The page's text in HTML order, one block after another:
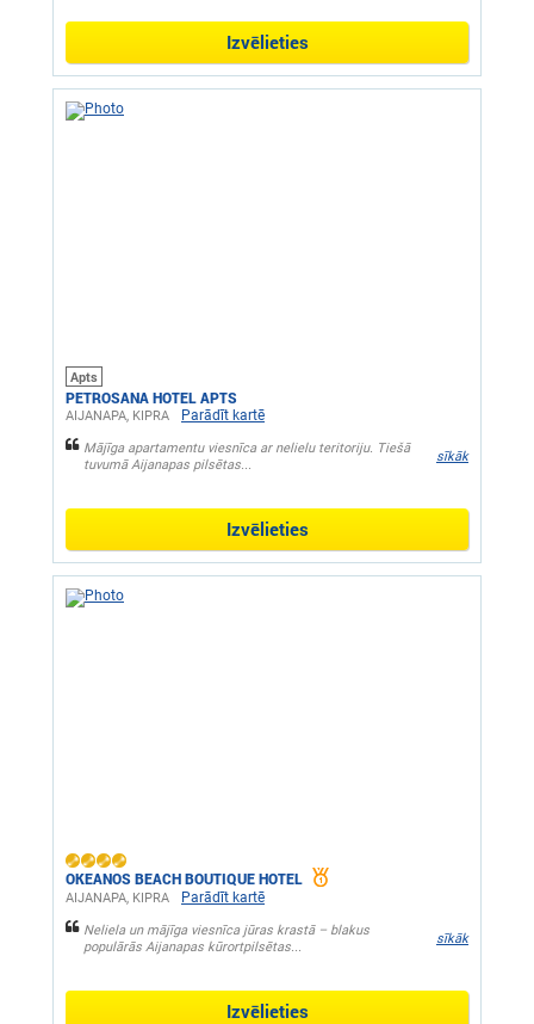
Izvēlieties
Apts
PETROSANA HOTEL APTS
AIJANAPA, KIPRA Parādīt kartē
Mājīga apartamentu viesnīca ar nelielu teritoriju. Tiešā
tuvumā Aijanapas pilsētas...
sīkāk
Izvēlieties
OKEANOS BEACH BOUTIQUE HOTEL
AIJANAPA, KIPRA Parādīt kartē
Neliela un mājīga viesnīca jūras krastā – blakus
populārās Aijanapas kūrortpilsētas...
sīkāk
Izvēlieties